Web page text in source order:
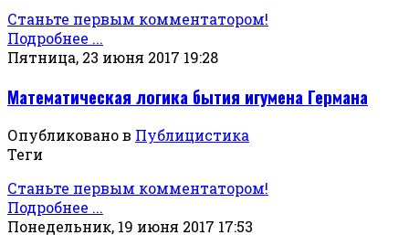
Станьте первым комментатором!
Подробнее ...
Пятница, 23 июня 2017 19:28
Математическая логика бытия игумена Германа
Опубликовано в Публицистика
Теги
Станьте первым комментатором!
Подробнее ...
Понедельник, 19 июня 2017 17:53